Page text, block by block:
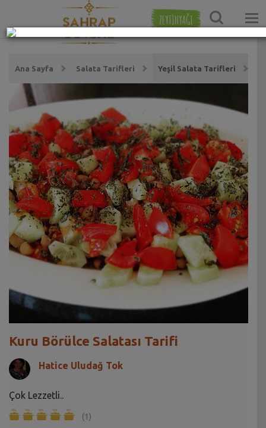
ZEYTİNYAĞI
Ana Sayfa Salata Tarifleri Yeşil Salata Tarifleri
Kuru Börülce Salatası Tarifi
Hatice Uludağ Tok
Çok Lezzetli..
(1)